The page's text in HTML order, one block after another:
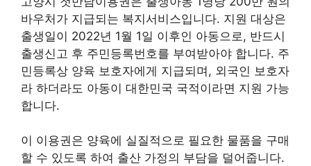
바우처가 지급되는 복지서비스입니다. 지원 대상은
출생일이 2022년 1월 1일 이후인 아동으로, 반드시
출생신고 후 주민등록번호를 부여받아야 합니다. 주
민등록상 양육 보호자에게 지급되며, 외국인 보호자
라 하더라도 아동이 대한민국 국적이라면 지원 가능
합니다.
이 이용권은 양육에 실질적으로 필요한 물품을 구매
할 수 있도록 하여 출산 가정의 부담을 덜어줍니다.